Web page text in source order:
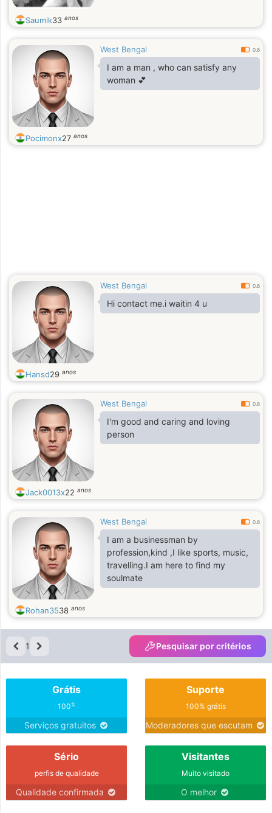
Saumik33 anos
West Bengal 0.6
I am a man , who can satisfy any
woman 💕
Pocimonx27 anos
West Bengal 0.6
Hi contact me.i waitin 4 u
Hansd29 anos
West Bengal 0.6
I'm good and caring and loving
person
Jack0013x22 anos
West Bengal 0.6
I am a businessman by
profession,kind ,I like sports, music,
travelling.I am here to find my
soulmate
Rohan3538 anos
1 Pesquisar por critérios
Grátis
100%
Serviços gratuitos
Suporte
100% grátis
Moderadores que escutam
Sério
perfis de qualidade
Qualidade confirmada
Visitantes
Muito visitado
O melhor